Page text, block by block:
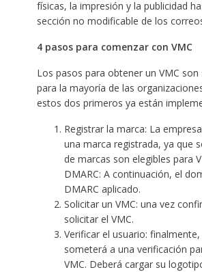
físicas, la impresión y la publicidad
sección no modificable de los
4 pasos para comenzar con VMC
Los pasos para obtener un VMC son
para la mayoría de las
estos dos primeros ya están
Registrar la marca: La
una marca registrada, ya que
de marcas son elegibles para
DMARC: A continuación, el
DMARC aplicado.
Solicitar un VMC: una vez
solicitar el VMC.
Verificar el usuario:
someterá a una verificación
VMC. Deberá cargar su